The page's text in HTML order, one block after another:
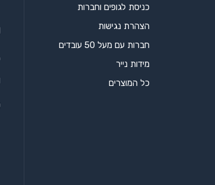
כניסת לגופים וחברות
הצהרת נגישות
חברות עם מעל 50 עובדים
מידות נייר
כל המוצרים